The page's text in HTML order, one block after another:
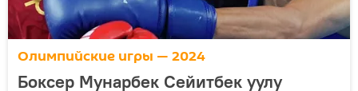
Олимпийские игры — 2024
Боксер Мунарбек Сейитбек уулу